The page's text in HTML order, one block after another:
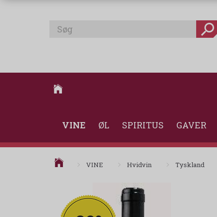
VINE ØL SPIRITUS GAVER
VINE Hvidvin Tyskland